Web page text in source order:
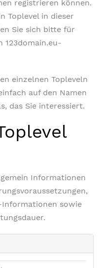
registrieren können.
Toplevel in dieser
Sie sich bitte für
123domain.eu-
einzelnen Topleveln
auf den Namen
das Sie interessiert.
Informationen
Informationen sowie